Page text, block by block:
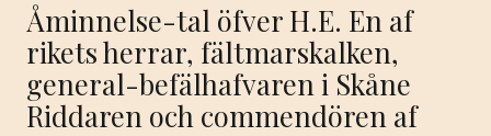
Åminnelse-tal öfver H.E. En af
rikets herrar, fältmarskalken,
general-befälhafvaren i Skåne
Riddaren och commendören af